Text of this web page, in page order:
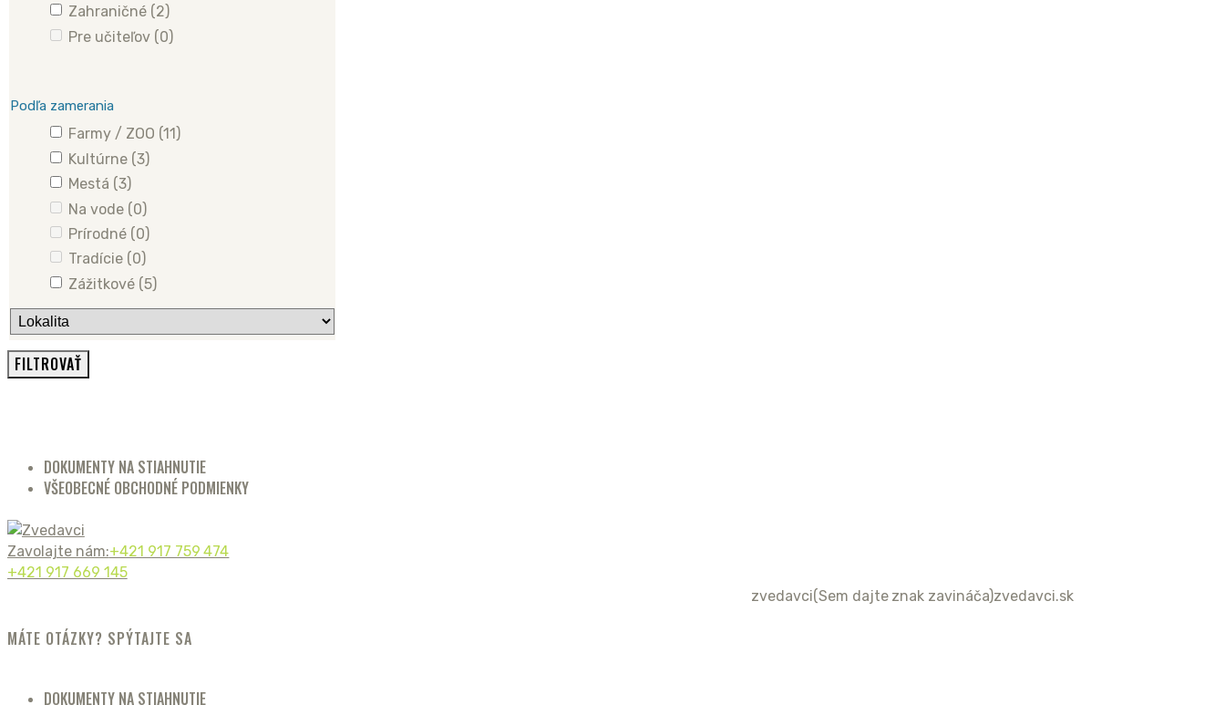
Zahraničné (2)
Pre učiteľov (0)
Podľa zamerania
Farmy / ZOO (11)
Kultúrne (3)
Mestá (3)
Na vode (0)
Prírodné (0)
Tradície (0)
Zážitkové (5)
DOKUMENTY NA STIAHNUTIE
VŠEOBECNÉ OBCHODNÉ PODMIENKY
Zavolajte nám:+421 917 759 474
+421 917 669 145
zvedavci(Sem dajte znak zavináča)zvedavci.sk
MÁTE OTÁZKY? SPÝTAJTE SA
DOKUMENTY NA STIAHNUTIE